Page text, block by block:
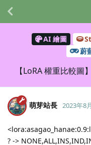
AI 繪圖
蔚
【LoRA 權重比較
萌芽站長 2023年8
? ->